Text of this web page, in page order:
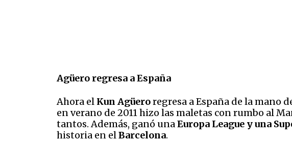
Agüero regresa a España
Ahora el Kun Agüeroregresa a España de la mano
en verano de 2011 hizo las maletas con rumbo al
tantos. Además, ganó unaEuropa League y una
historia en elBarcelona.